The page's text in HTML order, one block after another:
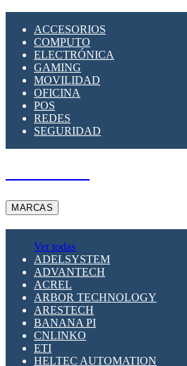
SUPRESOR DE
APLICACIONES
ACCESORIOS
COMPUTO
ELECTRÓNICA
GAMING
MOVILIDAD
OFICINA
POS
REDES
SEGURIDAD
MARCAS
Ver todas
ADELSYSTEM
ADVANTECH
ACREL
ARBOR TECHNOLOGY
ARESTECH
BANANA PI
CNLINKO
ETI
HELTEC AUTOMATION